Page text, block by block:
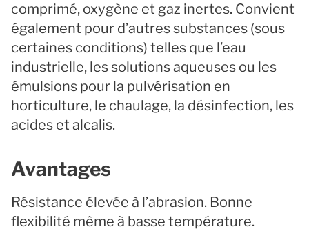
comprimé, oxygène et gaz inertes. Convient
également pour d’autres substances (sous
certaines conditions) telles que l’eau
industrielle, les solutions aqueuses ou les
émulsions pour la pulvérisation en
horticulture, le chaulage, la désinfection, les
acides et alcalis.
Avantages
Résistance élevée à l’abrasion. Bonne
flexibilité même à basse température.